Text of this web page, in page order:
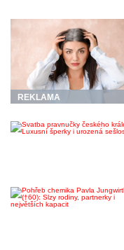
REKLAMA